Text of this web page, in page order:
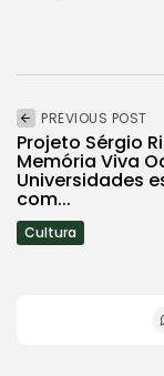
PREVIOUS POST
Projeto Sérgio
Memória Viva
Universidades
com...
Cultura